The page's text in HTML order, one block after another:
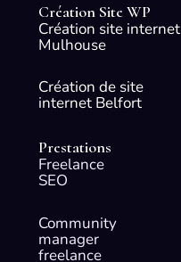
Création Site WP
Création site internet
Mulhouse
Création de site
internet Belfort
Prestations
Freelance
SEO
Community
manager
freelance